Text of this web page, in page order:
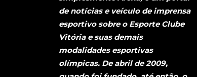
de notícias e veículo de imprensa
esportivo sobre o Esporte Clube
Vitória e suas demais
modalidades esportivas
olímpicas. De abril de 2009,